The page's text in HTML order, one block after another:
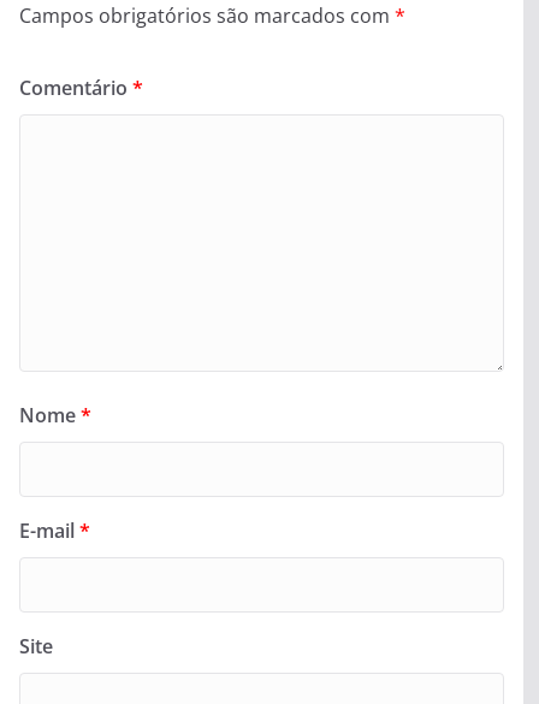
Campos obrigatórios são marcados com *
Comentário *
Nome*
E-mail*
Site